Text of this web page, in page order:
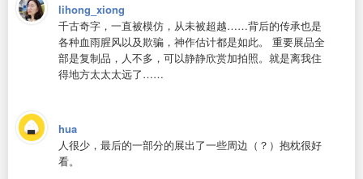
lihong_xiong
千古奇字，一直被模仿，从未被超越……背后的传承也是
各种血雨腥风以及欺骗，神作估计都是如此。 重要展品全
部是复制品，人不多，可以静静欣赏加拍照。就是离我住
得地方太太太远了……
hua
人很少，最后的一部分的展出了一些周边（？）抱枕很好
看。